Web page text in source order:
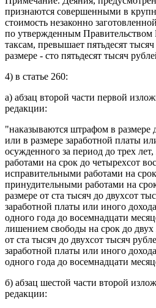
признаются совершенными в
стоимость незаконно
по утвержденным Правительством
таксам, превышает пятьдесят
размере - сто пятьдесят тысяч
4) в статье 260:
а) абзац второй части первой
редакции:
"наказываются штрафом в размере
или в размере заработной платы
осужденного за период до трех
работами на срок до четырехсот
исправительными работами на
принудительными работами на
размере от ста тысяч до двухсот
заработной платы или иного
одного года до восемнадцати
лишением свободы на срок до двух
от ста тысяч до двухсот тысяч
заработной платы или иного
одного года до восемнадцати
б) абзац шестой части второй
редакции: